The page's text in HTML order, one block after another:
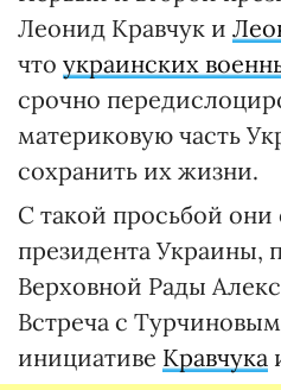
Леонид Кравчук и
что украинских
срочно
материковую часть
сохранить их жизни.
С такой просьбой они
президента Украины,
Верховной Рады
Встреча с
инициативе Кравчука